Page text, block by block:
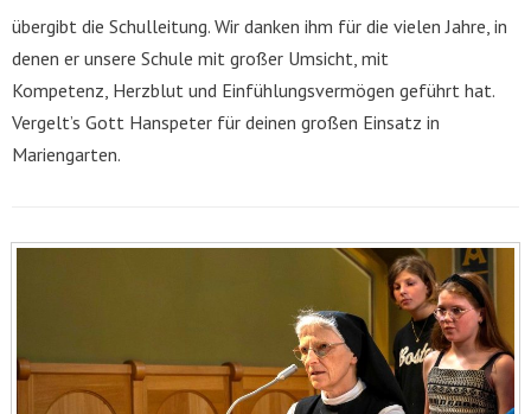
übergibt die Schulleitung. Wir danken ihm für die vielen Jahre, in
denen er unsere Schule mit großer Umsicht, mit
Kompetenz, Herzblut und Einfühlungsvermögen geführt hat.
Vergelt’s Gott Hanspeter für deinen großen Einsatz in
Mariengarten.